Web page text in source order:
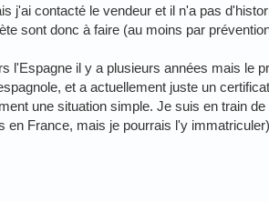
j'ai contacté le vendeur et il n'a pas
sont donc à faire (au moins par
l'Espagne il y a plusieurs années mais le
et a actuellement juste un
une situation simple. Je suis en train
en France, mais je pourrais l'y